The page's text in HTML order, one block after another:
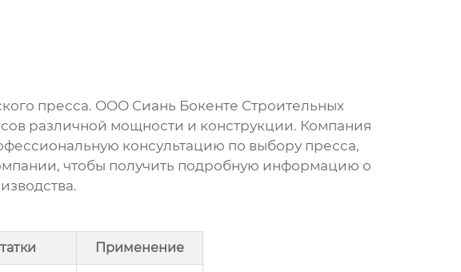
пресса. ООО Сиань Бокенте Строительных
различной мощности и конструкции. Компания
консультацию по выбору пресса,
чтобы получить подробную информацию о
Применение